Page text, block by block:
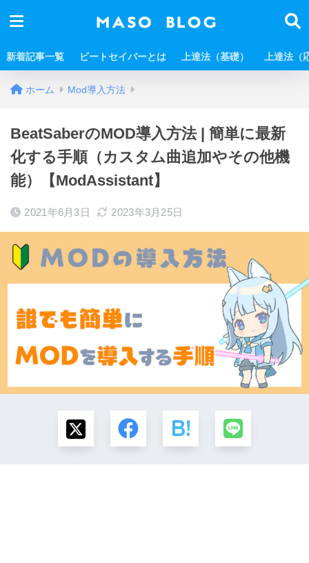
新着記事一覧 ビートセイバーとは 上達法（基礎） 上達法（
ホーム Mod導入方法
BeatSaberのMOD導入方法 | 簡単に最新
化する手順（カスタム曲追加やその他機
能）【ModAssistant】
2021年6月3日 2023年3月25日